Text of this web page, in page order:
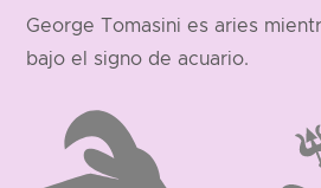
George Tomasini es aries
bajo el signo de acuario.